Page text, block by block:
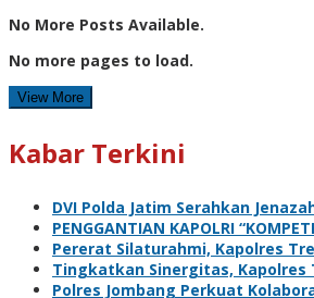
No More Posts Available.
No more pages to load.
View More
Kabar Terkini
DVI Polda Jatim Serahkan
PENGGANTIAN KAPOLRI
Pererat Silaturahmi, Kapolres
Tingkatkan Sinergitas, Kapolres
Polres Jombang Perkuat